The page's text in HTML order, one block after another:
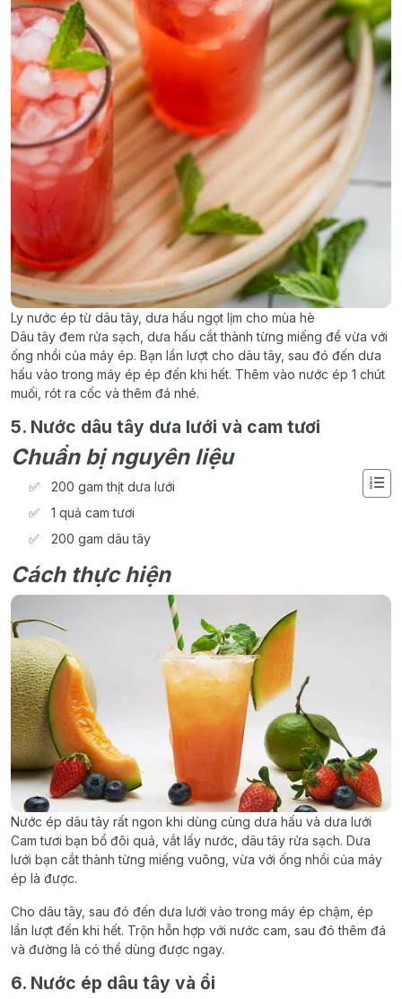
Ly nước ép từ dâu tây, dưa hấu ngọt lịm cho mùa hè
Dâu tây đem rửa sạch, dưa hấu cắt thành từng miếng để vừa với
ống nhồi của máy ép. Bạn lần lượt cho dâu tây, sau đó đến dưa
hấu vào trong máy ép ép đến khi hết. Thêm vào nước ép 1 chút
muối, rót ra cốc và thêm đá nhé.
5. Nước dâu tây dưa lưới và cam tươi
Chuẩn bị nguyên liệu
200 gam thịt dưa lưới
1 quả cam tươi
200 gam dâu tây
Cách thực hiện
Nước ép dâu tây rất ngon khi dùng cùng dưa hấu và dưa lưới
Cam tươi bạn bổ đôi quả, vắt lấy nước, dâu tây rửa sạch. Dưa
lưới bạn cắt thành từng miếng vuông, vừa với ống nhồi của máy
ép là được.
Cho dâu tây, sau đó đến dưa lưới vào trong máy ép chậm, ép
lần lượt đến khi hết. Trộn hỗn hợp với nước cam, sau đó thêm đá
và đường là có thể dùng được ngay.
6. Nước ép dâu tây và ổi